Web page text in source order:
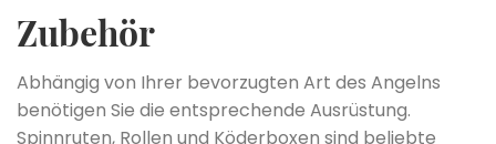
Zubehör
Abhängig von Ihrer bevorzugten Art des Angelns
benötigen Sie die entsprechende Ausrüstung.
Spinnruten, Rollen und Köderboxen sind beliebte